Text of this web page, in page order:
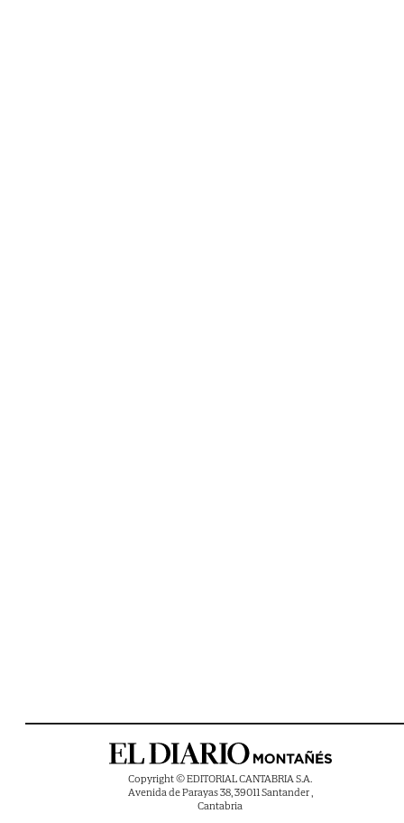
Copyright © EDITORIAL CANTABRIA S.A.
Avenida de Parayas 38, 39011 Santander ,
Cantabria